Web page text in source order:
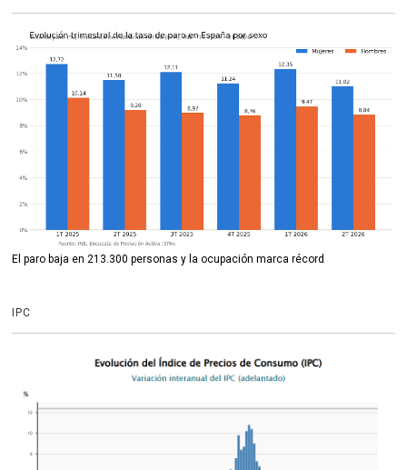
El paro baja en 213.300 personas y la ocupación marca récord
IPC